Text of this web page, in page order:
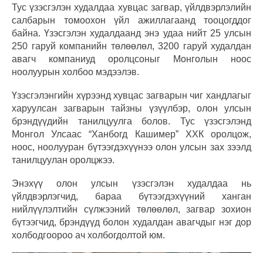
Тус үзэсгэлэн худалдаа хувцас загвар, үйлдвэрлэлийн
салбарын томоохон үйл ажиллагаанд тооцогддог
байна. Үзэсгэлэн худалдаанд энэ удаа нийт 25 улсын
250 гаруй компанийн төлөөлөл, 3200 гаруй худалдан
авагч компаниуд оролцсоныг Монголын ноос
ноолуурын холбоо мэдээлэв.
Үзэсгэлэнгийн хүрээнд хувцас загварын чиг хандлагыг
харуулсан загварын тайзны үзүүлбэр, олон улсын
брэндүүдийн танилцуулга болов. Тус үзэсгэлэнд
Монгол Улсаас “Ханбогд Кашимер” ХХК оролцож,
ноос, ноолууран бүтээгдэхүүнээ олон улсын зах зээлд
танилцуулан оролцжээ.
Энэхүү олон улсын үзэсгэлэн худалдаа нь
үйлдвэрлэгчид, бараа бүтээгдэхүүний ханган
нийлүүлэлтийн сүлжээний төлөөлөл, загвар зохион
бүтээгчид, брэндүүд болон худалдан авагчдыг нэг дор
холбодгоороо ач холбогдолтой юм.